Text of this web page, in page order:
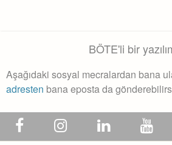
BÖTE'li bir
Aşağıdaki sosyal mecralardan bana
adresten bana eposta da